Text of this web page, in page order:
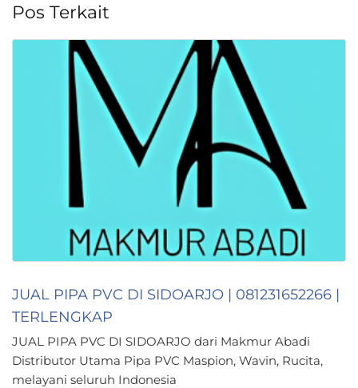
Pos Terkait
JUAL PIPA PVC DI SIDOARJO | 081231652266 |
TERLENGKAP
JUAL PIPA PVC DI SIDOARJO dari Makmur Abadi
Distributor Utama Pipa PVC Maspion, Wavin, Rucita,
melayani seluruh Indonesia